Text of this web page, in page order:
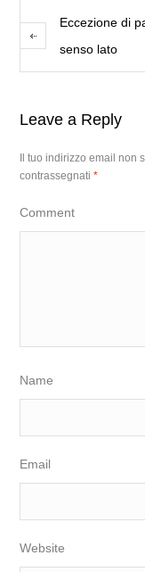
Eccezione di
senso lato
Leave a Reply
Il tuo indirizzo email non
contrassegnati*
Comment
Name
Email
Website